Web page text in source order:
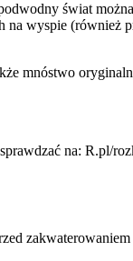
świat
na wyspie (również
mnóstwo
na: R.pl/